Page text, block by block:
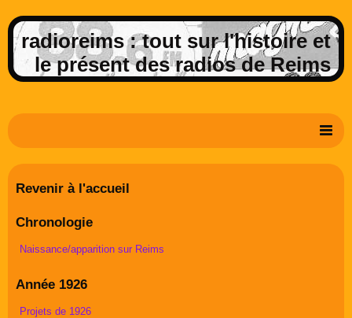
radioreims : tout sur l'histoire et
le présent des radios de Reims
Derniers potins de la FM rémoise
Livre d'or
Contact
Album Photos
Revenir à l'accueil
Chronologie
Naissance/apparition sur Reims
Année 1926
Projets de 1926